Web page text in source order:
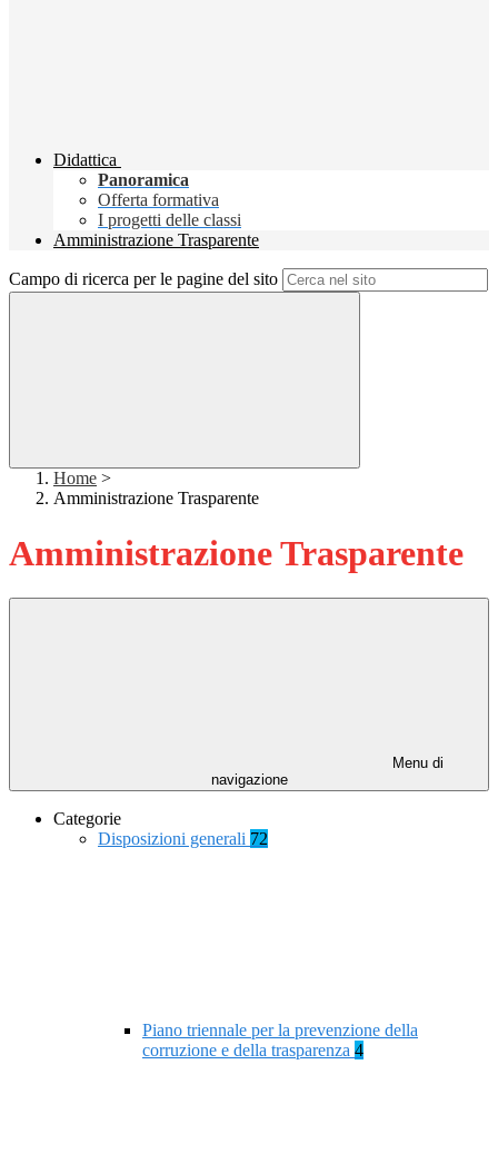
Didattica
Panoramica
Offerta formativa
I progetti delle classi
Amministrazione Trasparente
Campo di ricerca per le pagine del sito
Home >
Amministrazione Trasparente
Amministrazione Trasparente
Menu di
navigazione
Categorie
Disposizioni generali 72
Piano triennale per la prevenzione della
corruzione e della trasparenza 4